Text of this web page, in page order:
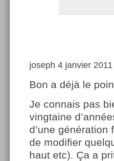
joseph 4 janvier
Bon a déjà le
Je connais pas
vingtaine
d’une génération
de modifier
haut etc). Ça a